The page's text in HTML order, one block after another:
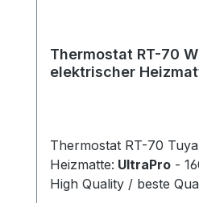
Thermostat RT-70
elektrischer
Thermostat RT-70
Heizmatte: UltraPro -
High Quality / beste